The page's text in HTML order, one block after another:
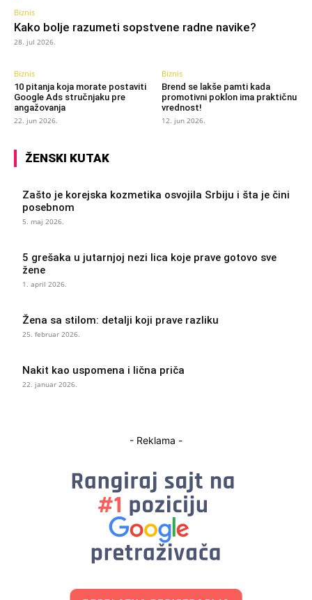
Biznis
Kako bolje razumeti sopstvene radne navike?
28. jul 2026.
Biznis
10 pitanja koja morate postaviti
Google Ads stručnjaku pre
angažovanja
22. jun 2026.
Biznis
Brend se lakše pamti kada
promotivni poklon ima praktičnu
vrednost!
12. jun 2026.
ŽENSKI KUTAK
Zašto je korejska kozmetika osvojila Srbiju i šta je čini
posebnom
5. maj 2026.
5 grešaka u jutarnjoj nezi lica koje prave gotovo sve
žene
1. april 2026.
Žena sa stilom: detalji koji prave razliku
25. februar 2026.
Nakit kao uspomena i lična priča
22. januar 2026.
- Reklama -